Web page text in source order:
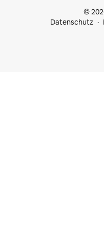
©
Datenschutz